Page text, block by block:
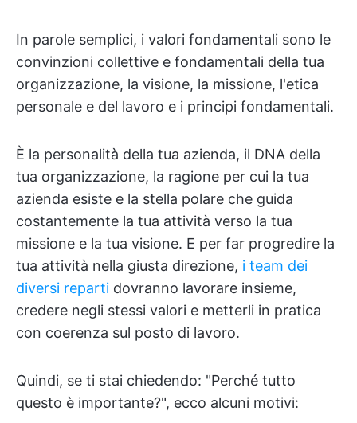
In parole semplici, i valori fondamentali sono le
convinzioni collettive e fondamentali della tua
organizzazione, la visione, la missione, l'etica
personale e del lavoro e i principi fondamentali.
È la personalità della tua azienda, il DNA della
tua organizzazione, la ragione per cui la tua
azienda esiste e la stella polare che guida
costantemente la tua attività verso la tua
missione e la tua visione. E per far progredire la
tua attività nella giusta direzione, i team dei
diversi reparti dovranno lavorare insieme,
credere negli stessi valori e metterli in pratica
con coerenza sul posto di lavoro.
Quindi, se ti stai chiedendo: "Perché tutto
questo è importante?", ecco alcuni motivi: